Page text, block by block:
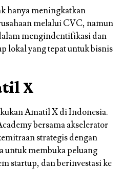
hanya meningkatkan
melalui CVC, namun
mengindentifikasi dan
lokal yang tepat untuk bisnis
X
Amatil X di Indonesia.
bersama akselerator
strategis dengan
untuk membuka peluang
startup, dan berinvestasi ke